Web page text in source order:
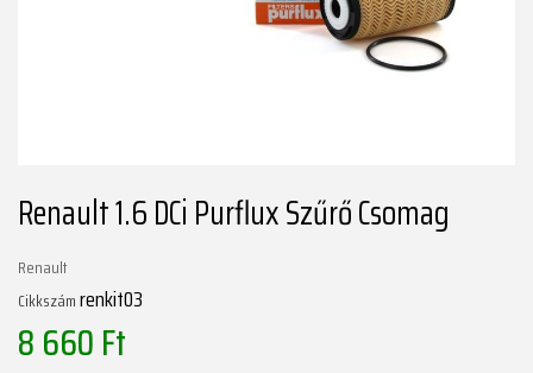
Renault 1.6 DCi Purflux Szűrő Csomag
Renault
Cikkszámrenkit03
8 660 Ft